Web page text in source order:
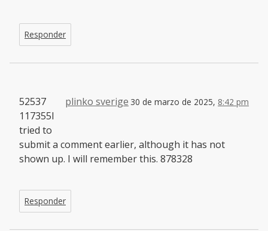
Responder
plinko sverige 30 de marzo de 2025, 8:42 pm
52537
117355I
tried to
submit a comment earlier, although it has not
shown up. I will remember this. 878328
Responder